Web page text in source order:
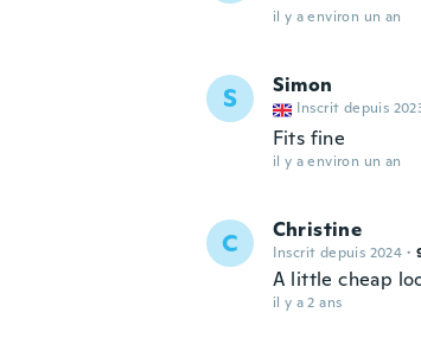
il y a environ un an
S Simon
Inscrit depuis
Fits fine
il y a environ un an
C Christine
Inscrit depuis 2024 ·
A little cheap
il y a 2 ans